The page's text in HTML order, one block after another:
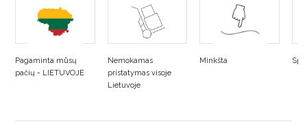
Pagaminta mūsų
pačių - LIETUVOJE
Nemokamas
pristatymas visoje
Lietuvoje
Minkšta